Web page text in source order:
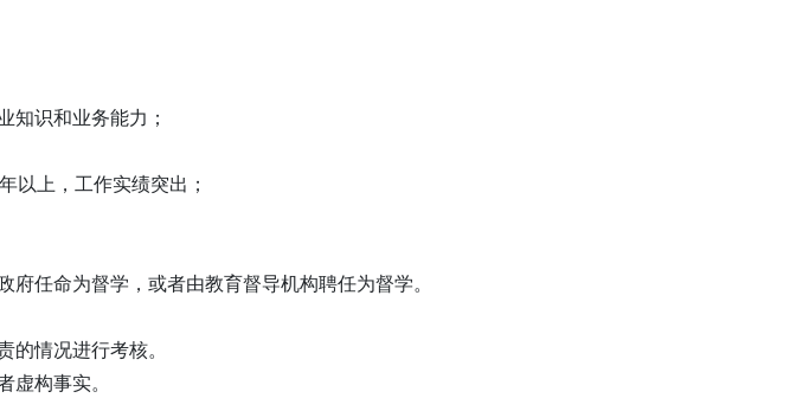
知识和业务能力；
以上，工作实绩突出；
任命为督学，或者由教育督导机构聘任为督学。
情况进行考核。
构事实。